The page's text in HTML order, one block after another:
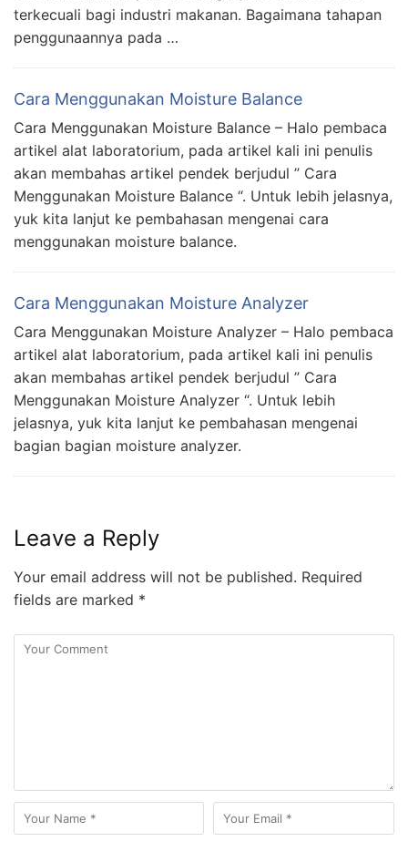
terkecuali bagi industri makanan. Bagaimana tahapan
penggunaannya pada …
Cara Menggunakan Moisture Balance
Cara Menggunakan Moisture Balance – Halo pembaca
artikel alat laboratorium, pada artikel kali ini penulis
akan membahas artikel pendek berjudul ” Cara
Menggunakan Moisture Balance “. Untuk lebih jelasnya,
yuk kita lanjut ke pembahasan mengenai cara
menggunakan moisture balance.
Cara Menggunakan Moisture Analyzer
Cara Menggunakan Moisture Analyzer – Halo pembaca
artikel alat laboratorium, pada artikel kali ini penulis
akan membahas artikel pendek berjudul ” Cara
Menggunakan Moisture Analyzer “. Untuk lebih
jelasnya, yuk kita lanjut ke pembahasan mengenai
bagian bagian moisture analyzer.
Leave a Reply
Your email address will not be published. Required
fields are marked *